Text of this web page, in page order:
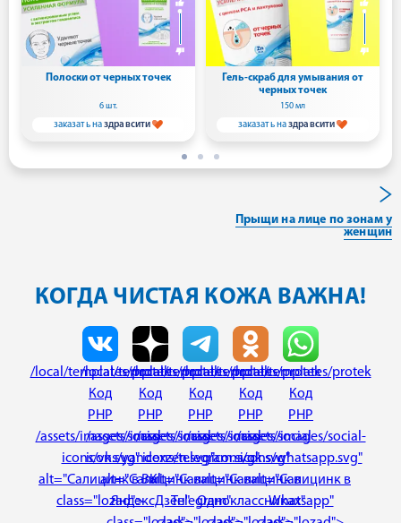
Полоски от черных точек
6 шт.
заказать наздравсити
Гель-скраб для умывания от
черных точек
150 мл
заказать наздравсити
Прыщи на лице по зонам у
женщин
КОГДА ЧИСТАЯ КОЖА ВАЖНА!
/local/templates/protek
Код
PHP
/assets/images/social-
icons/vk.svg"
alt="Салицинк в ВК"
class="lozad">
/local/templates/protek
Код
PHP
/assets/images/social-
icons/yandexzen.svg"
alt="Салицинк в
ЯндексДзен"
/local/templates/protek
Код
PHP
/assets/images/social-
icons/telegram.svg"
alt="Салицинк в
Telegram"
/local/templates/protek
Код
PHP
/assets/images/social-
icons/ok.svg"
alt="Салицинк в
Одноклассниках"
/local/templates/protek
Код
PHP
/assets/images/social-
icons/whatsapp.svg"
alt="Салицинк в
Whatsapp"